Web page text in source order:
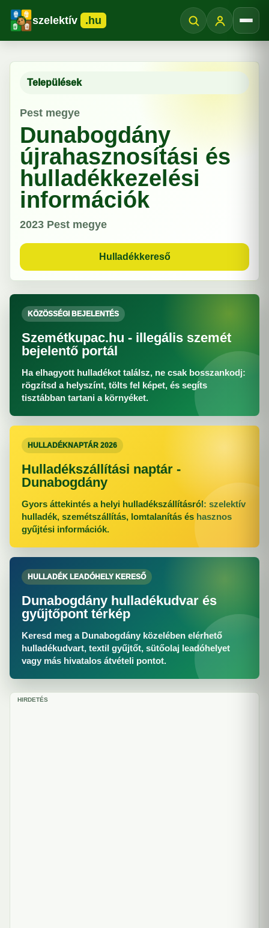
szelektív .hu
Települések
Pest megye
Dunabogdány
újrahasznosítási és
hulladékkezelési
információk
2023 Pest megye
Hulladékkereső
KÖZÖSSÉGI BEJELENTÉS
Szemétkupac.hu - illegális szemét
bejelentő portál
Ha elhagyott hulladékot találsz, ne csak bosszankodj:
rögzítsd a helyszínt, tölts fel képet, és segíts
tisztábban tartani a környéket.
HULLADÉKNAPTÁR 2026
Hulladékszállítási naptár -
Dunabogdány
Gyors áttekintés a helyi hulladékszállításról: szelektív
hulladék, szemétszállítás, lomtalanítás és hasznos
gyűjtési információk.
HULLADÉK LEADÓHELY KERESŐ
Dunabogdány hulladékudvar és
gyűjtőpont térkép
Keresd meg a Dunabogdány közelében elérhető
hulladékudvart, textil gyűjtőt, sütőolaj leadóhelyet
vagy más hivatalos átvételi pontot.
HIRDETÉS